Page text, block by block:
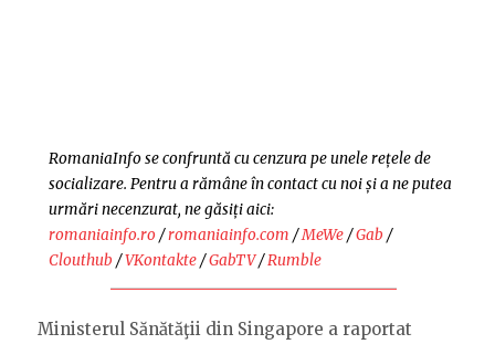
RomaniaInfo se confruntă cu cenzura pe unele rețele de
socializare. Pentru a rămâne în contact cu noi și a ne putea
urmări necenzurat, ne găsiți aici:
romaniainfo.ro/romaniainfo.com /MeWe/Gab /
Clouthub /VKontakte/GabTV/Rumble
Ministerul Sănătăţii din Singapore a raportat